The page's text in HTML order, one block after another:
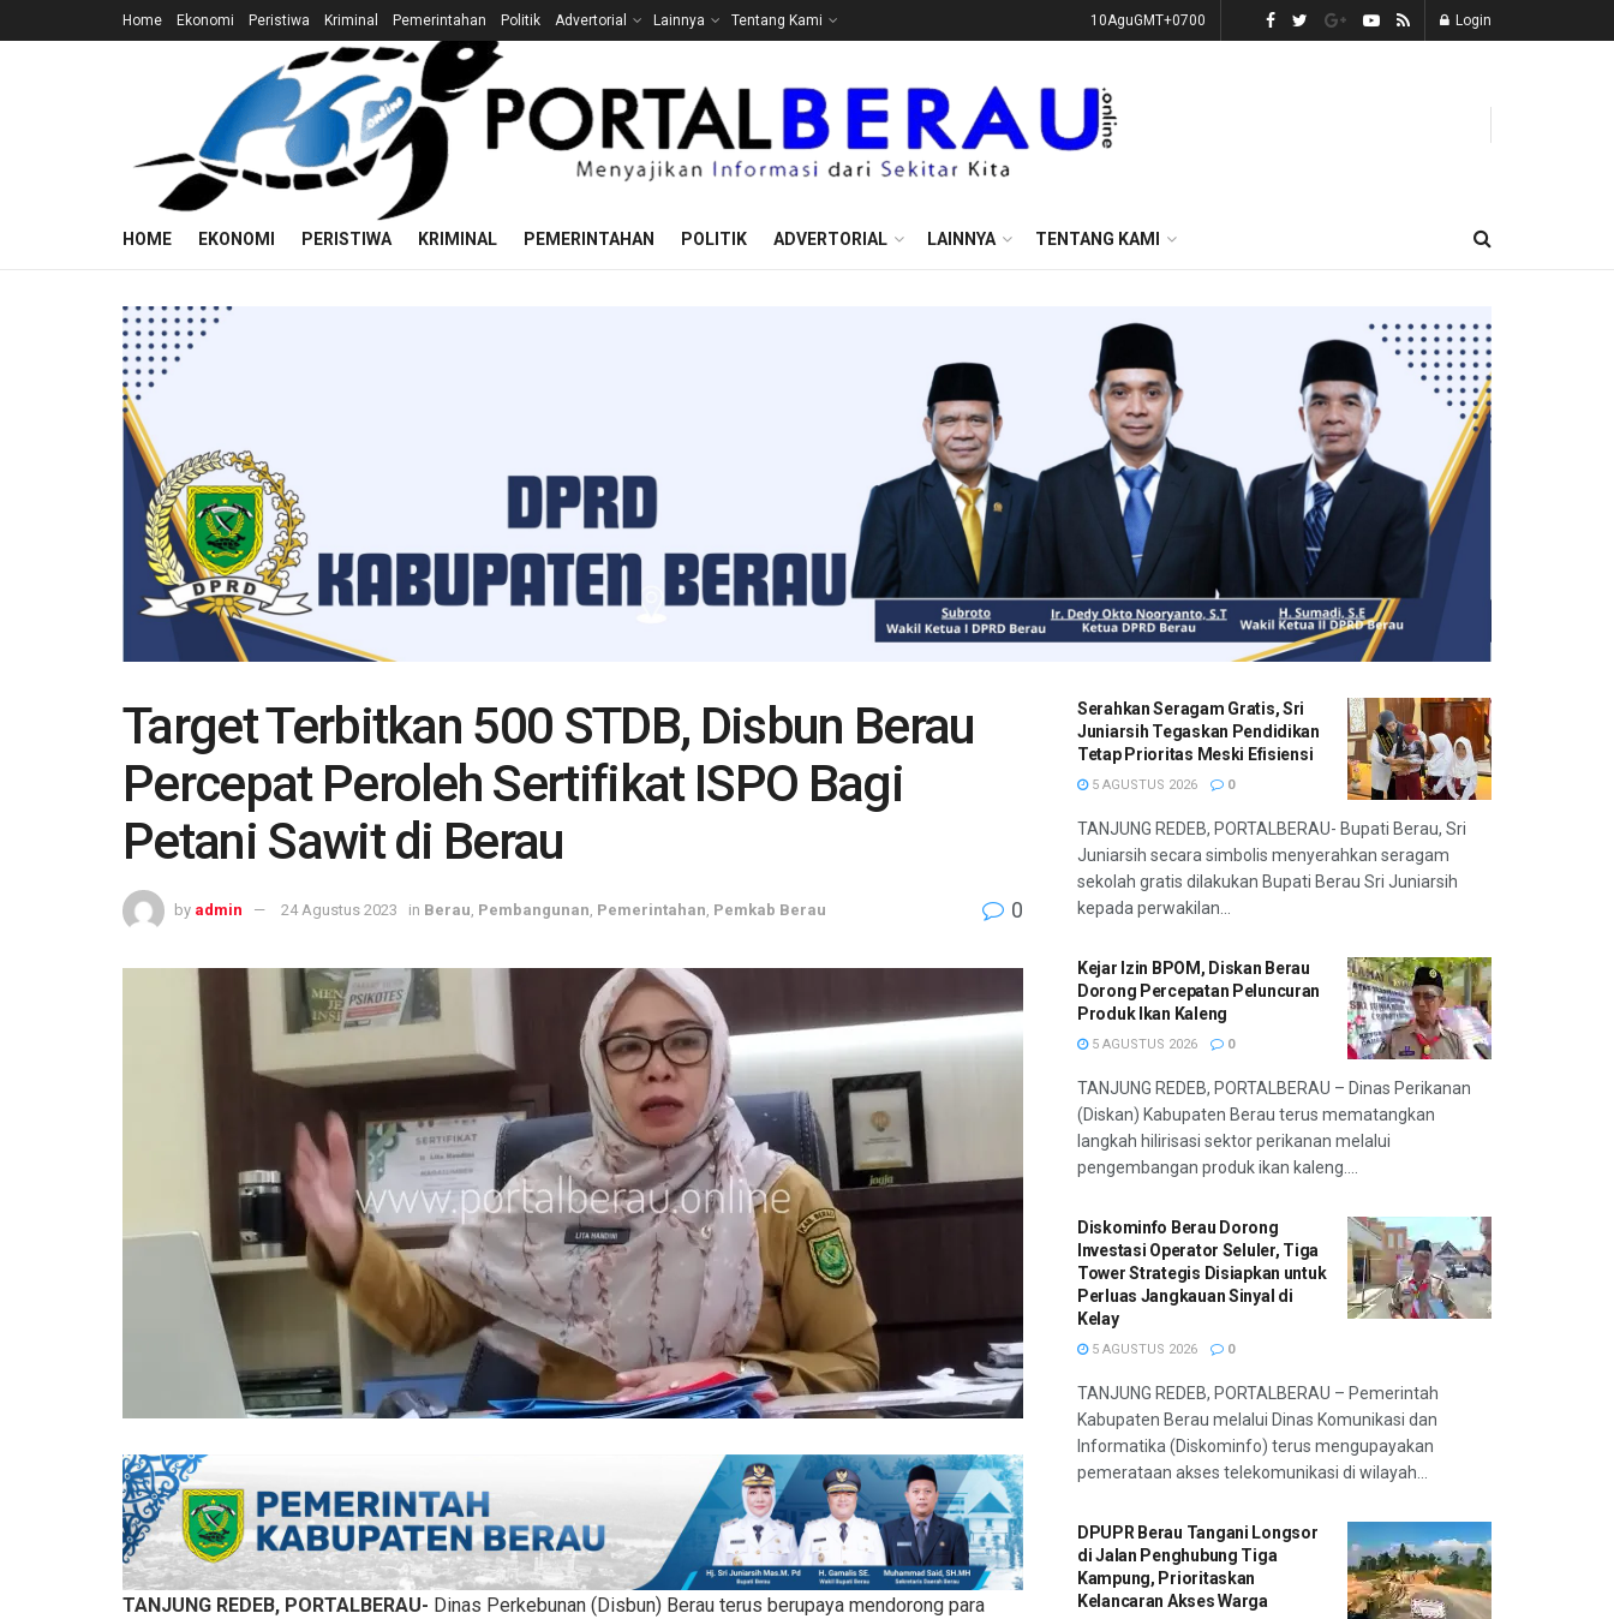
Home Ekonomi Peristiwa Kriminal Pemerintahan Politik Advertorial Lainnya Tentang Kami 10AguGMT+0700 Login
HOME EKONOMI PERISTIWA KRIMINAL PEMERINTAHAN POLITIK ADVERTORIAL LAINNYA TENTANG KAMI
Target Terbitkan 500 STDB, Disbun Berau
Percepat Peroleh Sertifikat ISPO Bagi
Petani Sawit di Berau
by admin 24 Agustus 2023 in Berau, Pembangunan, Pemerintahan, Pemkab Berau 0
TANJUNG REDEB, PORTALBERAU- Dinas Perkebunan (Disbun) Berau terus berupaya mendorong para
Serahkan Seragam Gratis, Sri
Juniarsih Tegaskan Pendidikan
Tetap Prioritas Meski Efisiensi
5 AGUSTUS 2026 0
TANJUNG REDEB, PORTALBERAU- Bupati Berau, Sri
Juniarsih secara simbolis menyerahkan seragam
sekolah gratis dilakukan Bupati Berau Sri Juniarsih
kepada perwakilan...
Kejar Izin BPOM, Diskan Berau
Dorong Percepatan Peluncuran
Produk Ikan Kaleng
5 AGUSTUS 2026 0
TANJUNG REDEB, PORTALBERAU – Dinas Perikanan
(Diskan) Kabupaten Berau terus mematangkan
langkah hilirisasi sektor perikanan melalui
pengembangan produk ikan kaleng....
Diskominfo Berau Dorong
Investasi Operator Seluler, Tiga
Tower Strategis Disiapkan untuk
Perluas Jangkauan Sinyal di
Kelay
5 AGUSTUS 2026 0
TANJUNG REDEB, PORTALBERAU – Pemerintah
Kabupaten Berau melalui Dinas Komunikasi dan
Informatika (Diskominfo) terus mengupayakan
pemerataan akses telekomunikasi di wilayah...
DPUPR Berau Tangani Longsor
di Jalan Penghubung Tiga
Kampung, Prioritaskan
Kelancaran Akses Warga